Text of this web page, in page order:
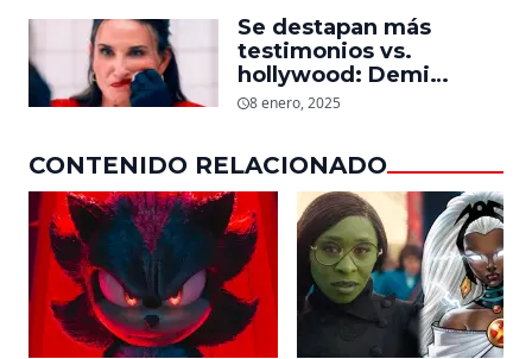
dejó
Se destapan más
testimonios vs.
hollywood: Demi
Moore, protagonista de
industria a su cuerpo
8 enero, 2025
CONTENIDO RELACIONADO